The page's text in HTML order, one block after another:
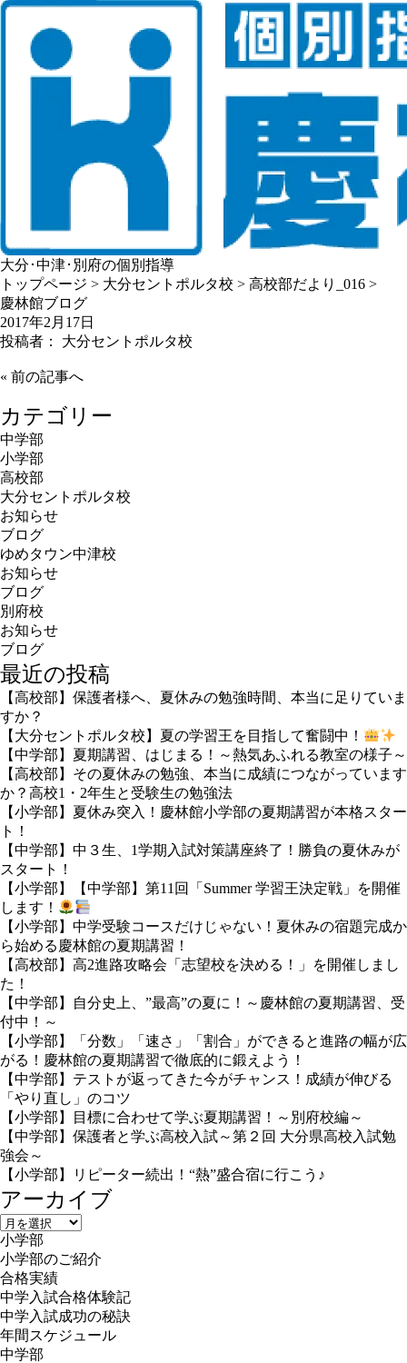
大分･中津･別府の個別指導
トップページ > 大分セントポルタ校 > 高校部だより_016 >
慶林館ブログ
2017年2月17日
投稿者： 大分セントポルタ校
« 前の記事へ
カテゴリー
中学部
小学部
高校部
大分セントポルタ校
お知らせ
ブログ
ゆめタウン中津校
お知らせ
ブログ
別府校
お知らせ
ブログ
最近の投稿
【高校部】保護者様へ、夏休みの勉強時間、本当に足りていま
すか？
【大分セントポルタ校】夏の学習王を目指して奮闘中！
【中学部】夏期講習、はじまる！～熱気あふれる教室の様子～
【高校部】その夏休みの勉強、本当に成績につながっています
か？高校1・2年生と受験生の勉強法
【小学部】夏休み突入！慶林館小学部の夏期講習が本格スター
ト！
【中学部】中３生、1学期入試対策講座終了！勝負の夏休みが
スタート！
【小学部】【中学部】第11回「Summer 学習王決定戦」を開催
します！
【小学部】中学受験コースだけじゃない！夏休みの宿題完成か
ら始める慶林館の夏期講習！
【高校部】高2進路攻略会「志望校を決める！」を開催しまし
た！
【中学部】自分史上、”最高”の夏に！～慶林館の夏期講習、受
付中！～
【小学部】「分数」「速さ」「割合」ができると進路の幅が広
がる！慶林館の夏期講習で徹底的に鍛えよう！
【中学部】テストが返ってきた今がチャンス！成績が伸びる
「やり直し」のコツ
【小学部】目標に合わせて学ぶ夏期講習！～別府校編～
【中学部】保護者と学ぶ高校入試～第２回 大分県高校入試勉
強会～
【小学部】リピーター続出！“熱”盛合宿に行こう♪
アーカイブ
ア
ー
カ
イ
ブ
小学部
小学部のご紹介
合格実績
中学入試合格体験記
中学入試成功の秘訣
年間スケジュール
中学部